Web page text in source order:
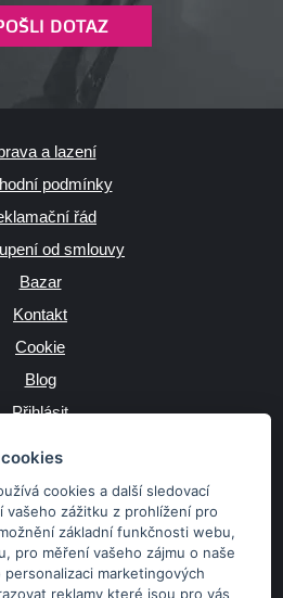
cookies a další sledovací
zážitku z prohlížení pro
základní funkčnosti webu,
, pro měření vašeho zájmu o naše
marketingových
reklamy které jsou pro vás
DOTAZ
a lazení
podmínky
řád
od smlouvy
Bazar
Kontakt
Cookie
Blog
Přihlásit
JAZYK